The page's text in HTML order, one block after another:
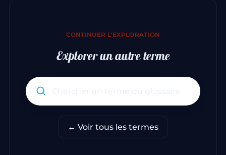
CONTINUER L'EXPLORATION
Explorer un autre terme
Rechercher un terme du
← Voir tous les termes